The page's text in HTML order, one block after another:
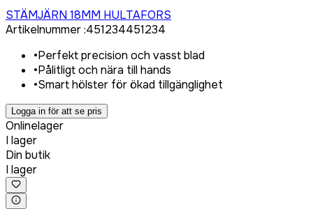
STÄMJÄRN 18MM HULTAFORS
Artikelnummer:451234451234
•Perfekt precision och vasst blad
•Pålitligt och nära till hands
•Smart hölster för ökad tillgänglighet
Logga in för att se pris
Onlinelager
I lager
Din butik
I lager